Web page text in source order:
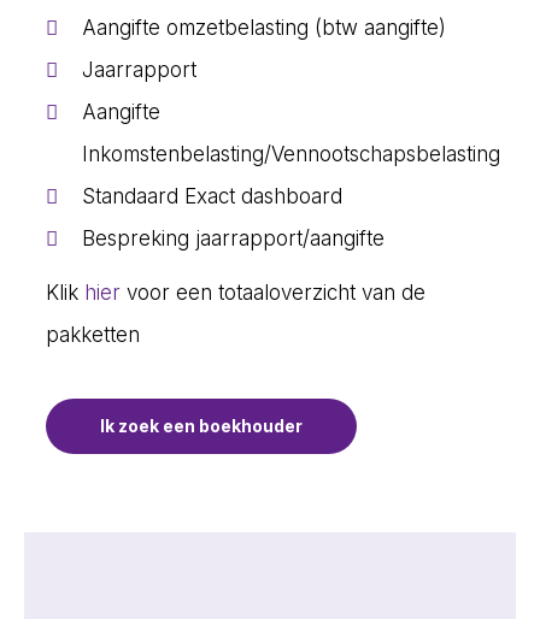
Aangifte omzetbelasting (btw aangifte)
Jaarrapport
Aangifte
Inkomstenbelasting/Vennootschapsbelasting
Standaard Exact dashboard
Bespreking jaarrapport/aangifte
Klik hiervoor een totaaloverzicht van de
pakketten
Ik zoek een boekhouder